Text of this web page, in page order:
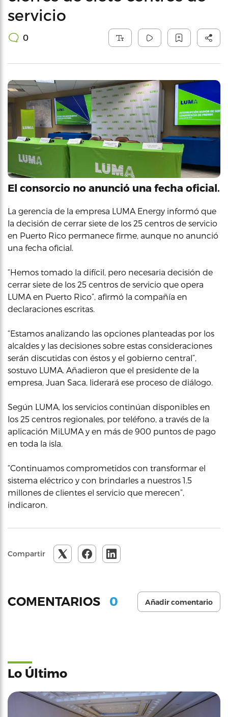
servicio
0
El consorcio no anunció una fecha oficial.
La gerencia de la empresa LUMA Energy informó que
la decisión de cerrar siete de los 25 centros de servicio
en Puerto Rico permanece firme, aunque no anunció
una fecha oficial.
“Hemos tomado la difícil, pero necesaria decisión de
cerrar siete de los 25 centros de servicio que opera
LUMA en Puerto Rico”, afirmó la compañía en
declaraciones escritas.
“Estamos analizando las opciones planteadas por los
alcaldes y las decisiones sobre estas consideraciones
serán discutidas con éstos y el gobierno central”,
sostuvo LUMA. Añadieron que el presidente de la
empresa, Juan Saca, liderará ese proceso de diálogo.
Según LUMA, los servicios continúan disponibles en
los 25 centros regionales, por teléfono, a través de la
aplicación MiLUMA y en más de 900 puntos de pago
en toda la isla.
“Continuamos comprometidos con transformar el
sistema eléctrico y con brindarles a nuestros 1.5
millones de clientes el servicio que merecen”,
indicaron.
Compartir
COMENTARIOS 0 Añadir comentario
Lo Último